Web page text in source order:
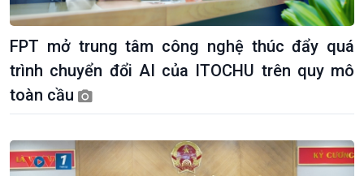
FPT mở trung tâm công nghệ thúc đẩy quá
trình chuyển đổi AI của ITOCHU trên quy mô
toàn cầu